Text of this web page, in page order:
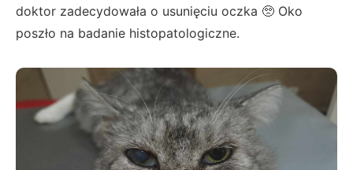
doktor zadecydowała o usunięciu oczka 🥺 Oko
poszło na badanie histopatologiczne.